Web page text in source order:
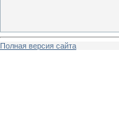
Полная версия сайта